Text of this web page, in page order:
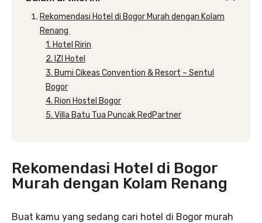
Rekomendasi Hotel di Bogor Murah dengan Kolam
Renang
1. Hotel Ririn
2. IZI Hotel
3. Bumi Cikeas Convention & Resort – Sentul
Bogor
4. Rion Hostel Bogor
5. Villa Batu Tua Puncak RedPartner
Rekomendasi Hotel di Bogor
Murah dengan Kolam Renang
Buat kamu yang sedang cari hotel di Bogor murah